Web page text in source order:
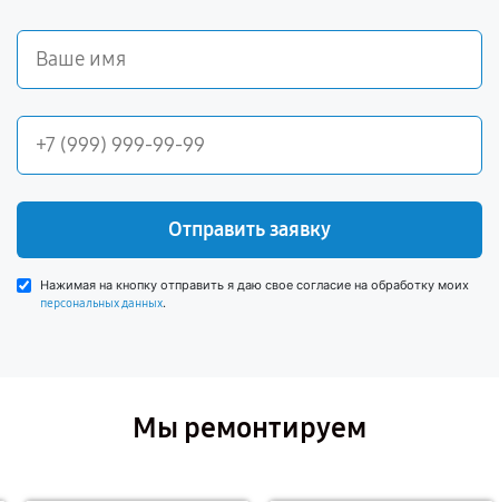
Отправить заявку
Нажимая на кнопку отправить я даю свое согласие на обработку моих
персональных данных.
Мы ремонтируем